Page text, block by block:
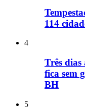
114
4
Três dias
fica sem
BH
5